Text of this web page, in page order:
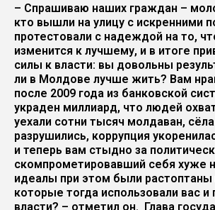
– Спрашиваю наших граждан –
кто вышли на улицу с искренними
протестовали с надеждой на то,
изменится к лучшему, и в итоге
силы к власти: вы довольны
ли в Молдове лучше жить? Вам
после 2009 года из банковской
украден миллиард, что людей
уехали сотни тысяч молдаван,
разрушились, коррупция
и теперь вам стыдно за
скомпрометировавший себя хуже
идеалы при этом были растоптаны
которые тогда использовали вас и
власти? – отметил он. Глава